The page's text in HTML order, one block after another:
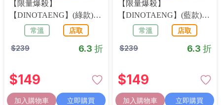
【限量爆殺】
【DINOTAENG】(綠款)霧
面漆皮保溫袋
常溫 店取
$239 6.3 折
$149
加入購物車 立即購買
【限量爆殺】
【DINOTAENG】(藍款)霧
面漆皮保溫袋
常溫 店取
$239 6.3 折
$149
加入購物車 立即購買